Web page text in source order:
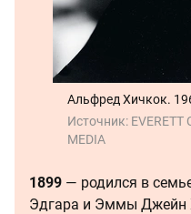
Альфред Хичкок.
Источник: EVERETT
MEDIA
1899 — родился в
Эдгара и Эммы Джейн